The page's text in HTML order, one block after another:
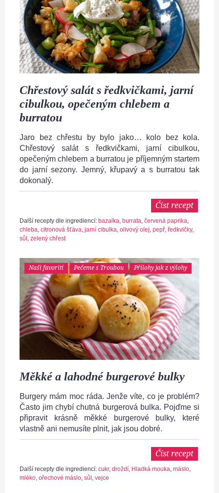
Chřestový salát s ředkvičkami, jarní
cibulkou, opečeným chlebem a
burratou
Jaro bez chřestu by bylo jako… kolo bez kola.
Chřestový salát s ředkvičkami, jarní cibulkou,
opečeným chlebem a burratou je příjemným startem
do jarní sezony. Jemný, křupavý a s burratou tak
dokonalý.
Číst recept
Další recepty dle ingrediencí: bazalka, burrata, červená paprika,
chleba, citronová šťáva, jarní cibulka, olivový olej, pepř, ředkvičky,
sůl , zelený chřest
Naši favoriti Pečeme s Troubou Přílohy jak z výlohy
Měkké a lahodné burgerové bulky
Burgery mám moc ráda. Jenže víte, co je problém?
Často jim chybí chutná burgerová bulka. Pojďme si
připravit krásně měkké burgerové bulky, které
vlastně ani nemusíte plnit, jak jsou dobré.
Číst recept
Další recepty dle ingrediencí: cukr, droždí Hladká mouka máslo
mléko ořechové máslo sůl vejce